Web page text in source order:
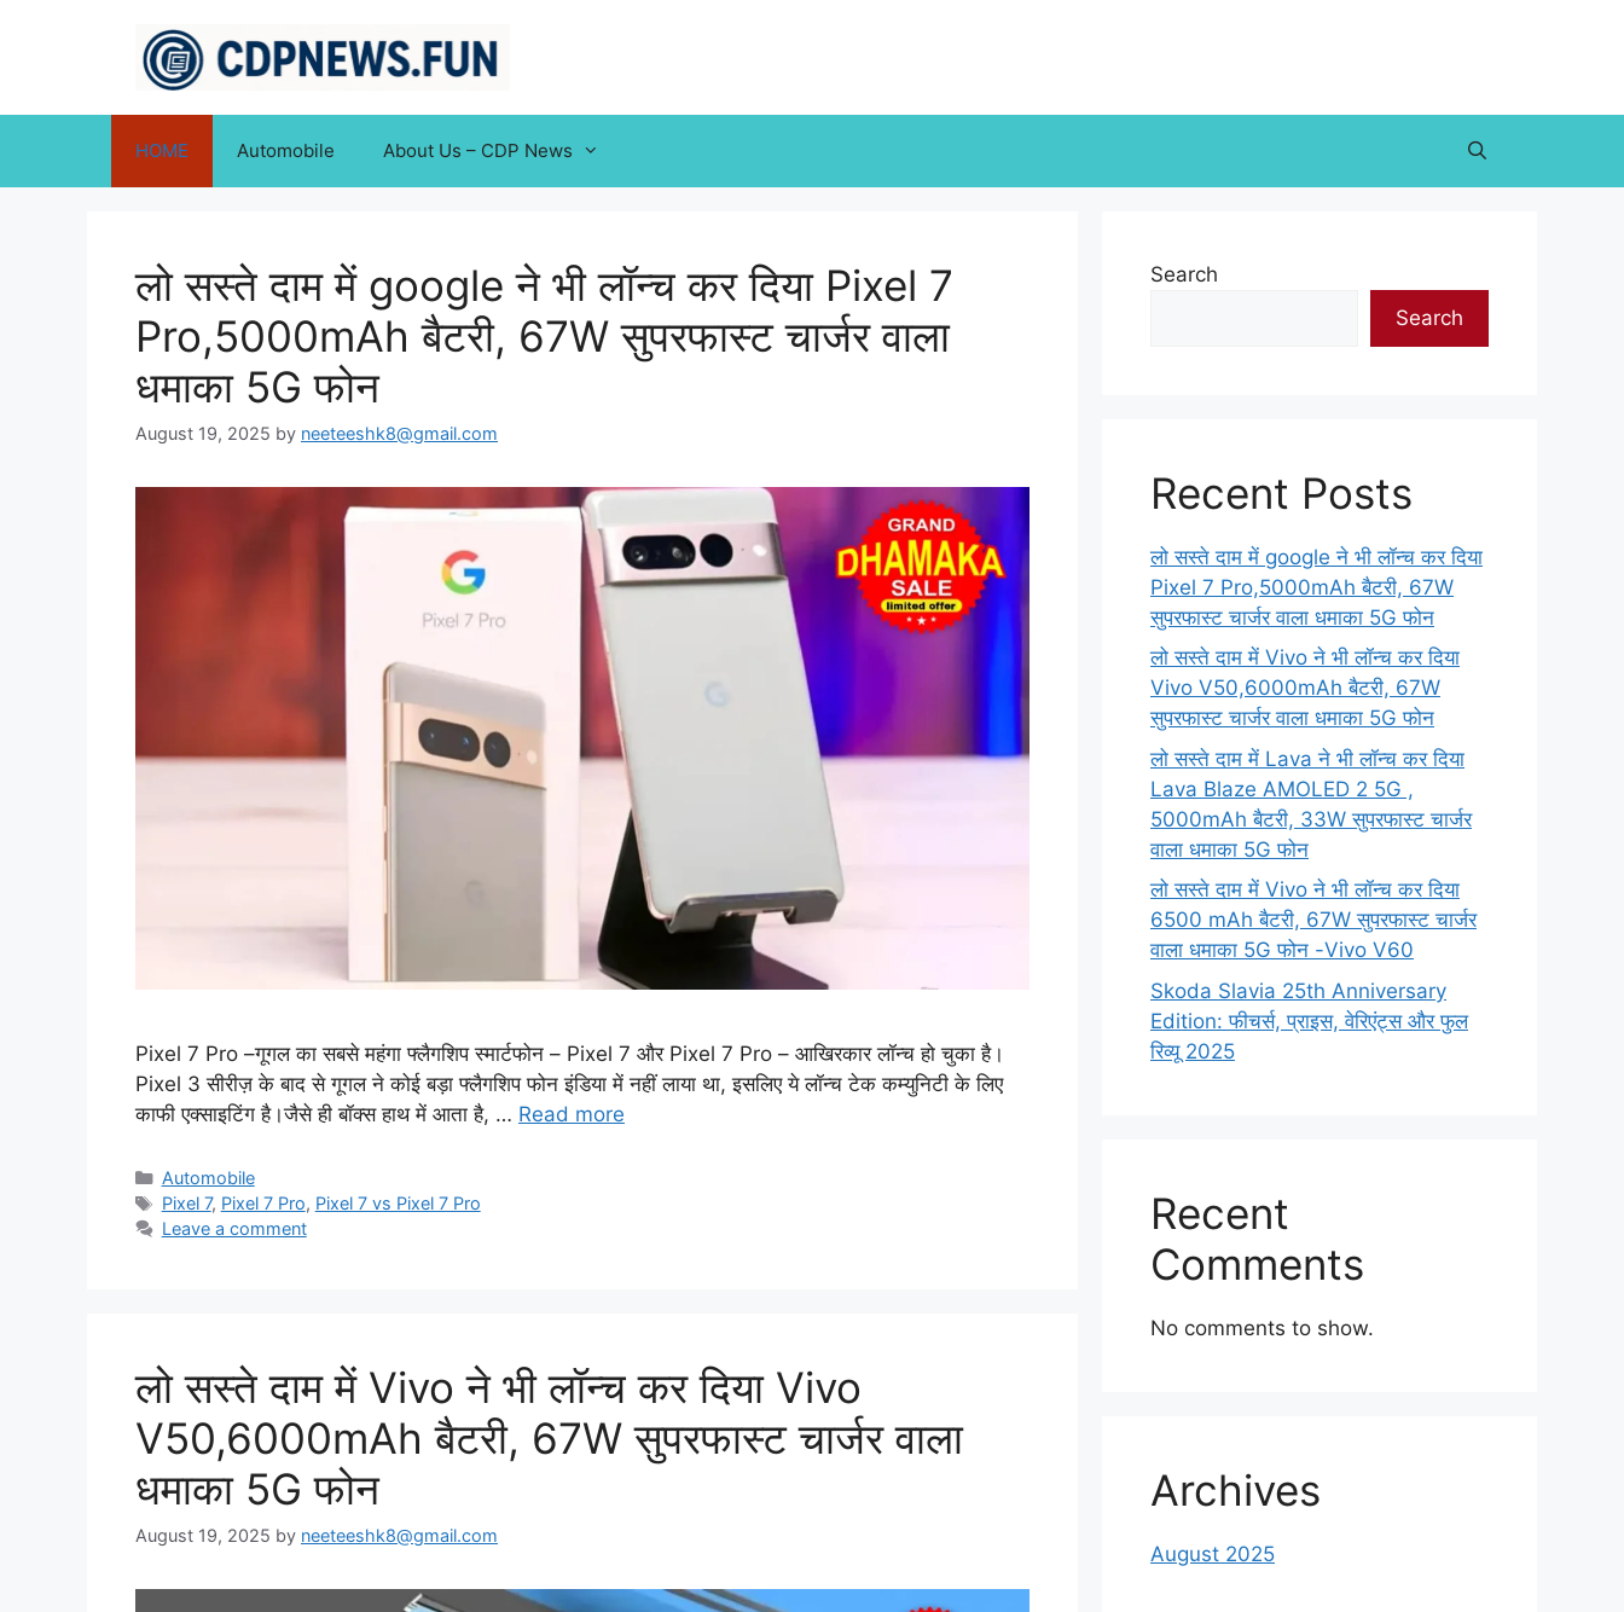
HOME Automobile About Us – CDP News
लो सस्ते दाम में google ने भी लॉन्च कर दिया Pixel 7
Pro,5000mAh बैटरी, 67W सुपरफास्ट चार्जर वाला
धमाका 5G फोन
August 19, 2025 by neeteeshk8@gmail.com
Pixel 7 Pro –गूगल का सबसे महंगा फ्लैगशिप स्मार्टफोन – Pixel 7 और Pixel 7 Pro – आखिरकार लॉन्च हो चुका है।
Pixel 3 सीरीज़ के बाद से गूगल ने कोई बड़ा फ्लैगशिप फोन इंडिया में नहीं लाया था, इसलिए ये लॉन्च टेक कम्युनिटी के लिए
काफी एक्साइटिंग है।जैसे ही बॉक्स हाथ में आता है, … Read more
Categories
Automobile
Tags
Pixel 7, Pixel 7 Pro, Pixel 7 vs Pixel 7 Pro
Leave a comment
लो सस्ते दाम में Vivo ने भी लॉन्च कर दिया Vivo
V50,6000mAh बैटरी, 67W सुपरफास्ट चार्जर वाला
धमाका 5G फोन
August 19, 2025 by neeteeshk8@gmail.com
Search
Search
Recent Posts
लो सस्ते दाम में google ने भी लॉन्च कर दिया
Pixel 7 Pro,5000mAh बैटरी, 67W
सुपरफास्ट चार्जर वाला धमाका 5G फोन
लो सस्ते दाम में Vivo ने भी लॉन्च कर दिया
Vivo V50,6000mAh बैटरी, 67W
सुपरफास्ट चार्जर वाला धमाका 5G फोन
लो सस्ते दाम में Lava ने भी लॉन्च कर दिया
Lava Blaze AMOLED 2 5G ,
5000mAh बैटरी, 33W सुपरफास्ट चार्जर
वाला धमाका 5G फोन
लो सस्ते दाम में Vivo ने भी लॉन्च कर दिया
6500 mAh बैटरी, 67W सुपरफास्ट चार्जर
वाला धमाका 5G फोन -Vivo V60
Skoda Slavia 25th Anniversary
Edition: फीचर्स, प्राइस, वेरिएंट्स और फुल
रिव्यू 2025
Recent
Comments
No comments to show.
Archives
August 2025